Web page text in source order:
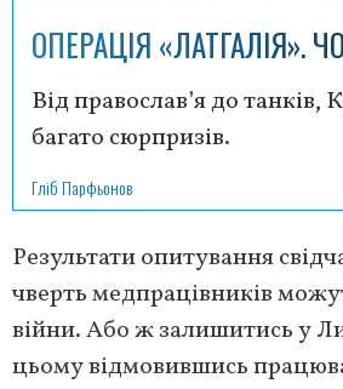
ОПЕРАЦІЯ «ЛАТГАЛІЯ».
Від православ’я до танків,
багато сюрпризів.
Гліб Парфьонов
Результати опитування
чверть медпрацівників
війни. Або ж залишитись у
цьому відмовившись